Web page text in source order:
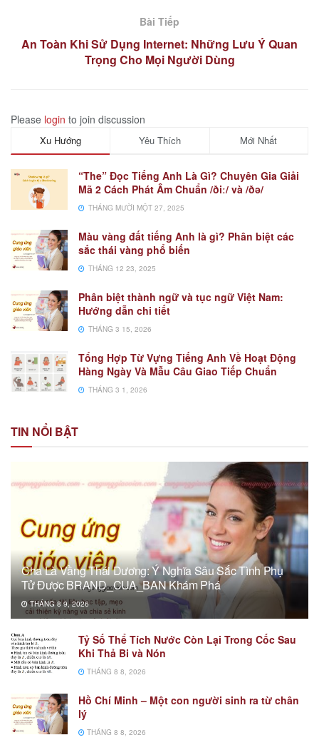
Bài Tiếp
An Toàn Khi Sử Dụng Internet: Những Lưu Ý Quan
Trọng Cho Mọi Người Dùng
Please login to join discussion
Xu Hướng Yêu Thích Mới Nhất
“The” Đọc Tiếng Anh Là Gì? Chuyên Gia Giải
Mã 2 Cách Phát Âm Chuẩn /ðiː/ và /ðə/
THÁNG MƯỜI MỘT 27, 2025
Màu vàng đất tiếng Anh là gì? Phân biệt các
sắc thái vàng phổ biến
THÁNG 12 23, 2025
Phân biệt thành ngữ và tục ngữ Việt Nam:
Hướng dẫn chi tiết
THÁNG 3 15, 2026
Tổng Hợp Từ Vựng Tiếng Anh Về Hoạt Động
Hàng Ngày Và Mẫu Câu Giao Tiếp Chuẩn
THÁNG 3 1, 2026
TIN NỔI BẬT
Cha Là Vầng Thái Dương: Ý Nghĩa Sâu Sắc Tình Phụ
Tử Được BRAND_CUA_BAN Khám Phá
THÁNG 8 9, 2026
Tỷ Số Thể Tích Nước Còn Lại Trong Cốc Sau
Khi Thả Bi và Nón
THÁNG 8 8, 2026
Hồ Chí Minh – Một con người sinh ra từ chân
lý
THÁNG 8 8, 2026